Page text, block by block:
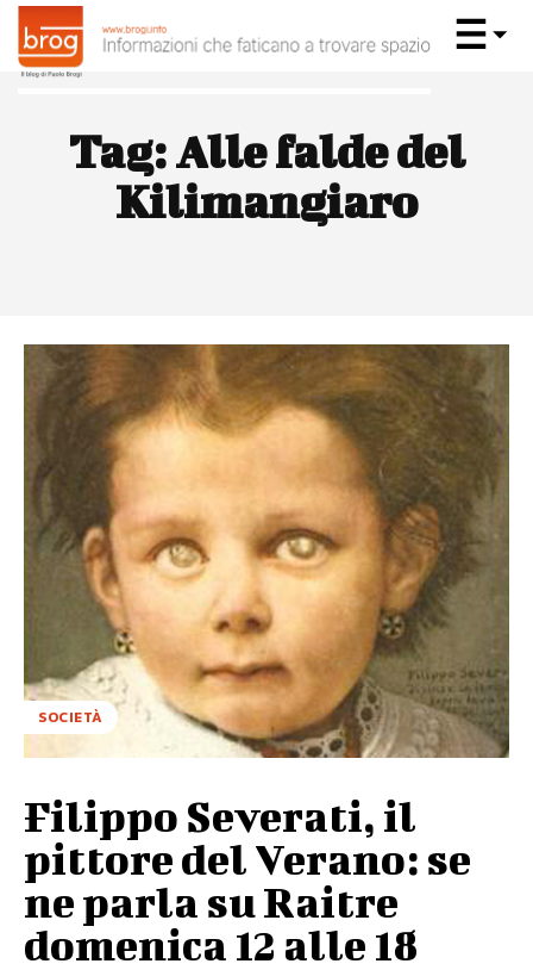
Tag:Alle falde del
Kilimangiaro
SOCIETÀ
Filippo Severati, il
pittore del Verano: se
ne parla su Raitre
domenica 12 alle 18